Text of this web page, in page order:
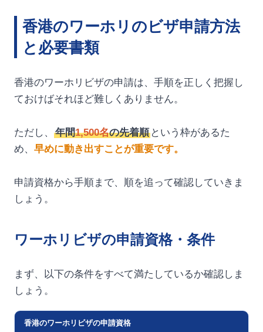
香港のワーホリのビザ申請方法
と必要書類
香港のワーホリビザの申請は、手順を正しく把握し
ておけばそれほど難しくありません。
ただし、 年間1,500名の先着順という枠があるた
め、 早めに動き出すことが重要です。
申請資格から手順まで、順を追って確認していきま
しょう。
ワーホリビザの申請資格・条件
まず、以下の条件をすべて満たしているか確認しま
しょう。
香港のワーホリビザの申請資格